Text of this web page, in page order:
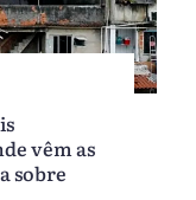
vêm as
sobre